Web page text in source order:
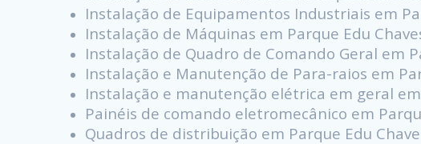
Instalação de Equipamentos Industriais em
Instalação de Máquinas em Parque Edu
Instalação de Quadro de Comando Geral em
Instalação e Manutenção de Para-raios em
Instalação e manutenção elétrica em geral
Painéis de comando eletromecânico em
Quadros de distribuição em Parque Edu